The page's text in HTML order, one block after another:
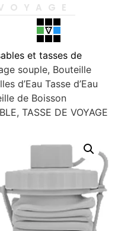
et tasses de
souple, Bouteille
d’Eau Tasse d’Eau
de Boisson
TASSE DE VOYAGE